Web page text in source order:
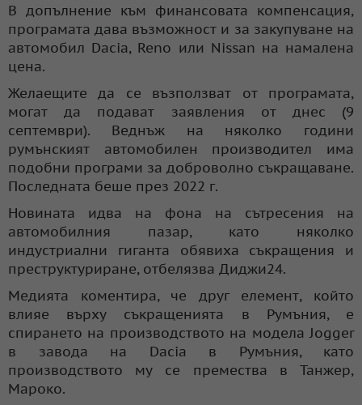
В допълнение към финансовата компенсация,
програмата дава възможност и за закупуване на
автомобил Dacia, Reno или Nissan на намалена
цена.
Желаещите да се възползват от програмата,
могат да подават заявления от днес (9
септември). Веднъж на няколко години
румънският автомобилен производител има
подобни програми за доброволно съкращаване.
Последната беше през 2022 г.
Новината идва на фона на сътресения на
автомобилния пазар, като няколко
индустриални гиганта обявиха съкращения и
преструктуриране, отбелязва Диджи24.
Медията коментира, че друг елемент, който
влияе върху съкращенията в Румъния, е
спирането на производството на модела Jogger
в завода на Dacia в Румъния, като
производството му се премества в Танжер,
Мароко.